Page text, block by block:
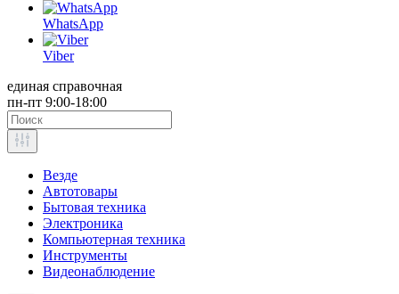
WhatsApp
Viber
единая справочная
пн-пт 9:00-18:00
Везде
Автотовары
Бытовая техника
Электроника
Компьютерная техника
Инструменты
Видеонаблюдение